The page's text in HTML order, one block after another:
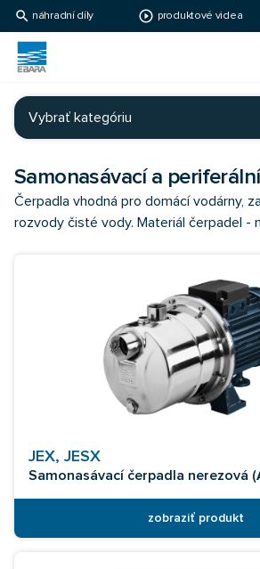
search náhradní díly play_circle_outline produktové videa
Ebara Česko
Vybrať kategóriu
Samonasávací a
Čerpadla vhodná pro domácí vodárny,
rozvody čisté vody. Materiál čerpadel -
JEX, JESX
Samonasávací čerpadla nerezová
zobraziť produkt